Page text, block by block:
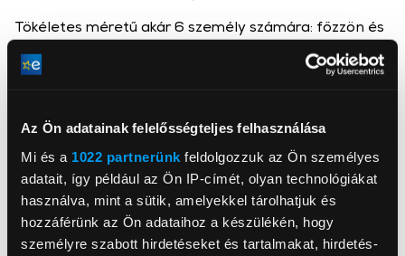
Az Ön adatainak felelősségteljes felhasználása
Mi és a 1022 partnerünk feldolgozzuk az Ön személyes
adatait, így például az Ön IP-címét, olyan technológiákat
használva, mint a sütik, amelyekkel tárolhatjuk és
hozzáférünk az Ön adataihoz a készülékén, hogy
személyre szabott hirdetéseket és tartalmakat, hirdetés-
Ninja
, ,
Kapacitás
7,5 l
Tökéletes méretű akár 6 személy számára: főzzön és